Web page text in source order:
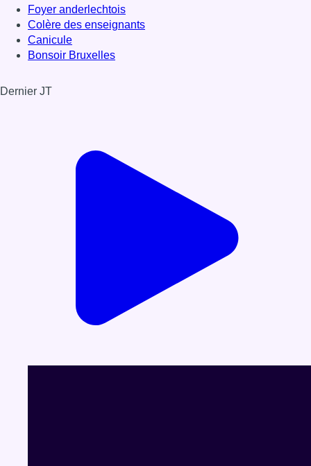
Foyer anderlechtois
Colère des enseignants
Canicule
Bonsoir Bruxelles
Dernier JT